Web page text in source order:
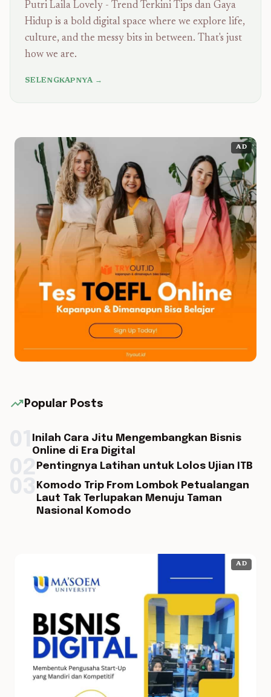
Putri Laila Lovely - Trend Terkini Tips dan Gaya
Hidup is a bold digital space where we explore life,
culture, and the messy bits in between. That's just
how we are.
SELENGKAPNYA →
AD
trending_up Popular Posts
Inilah Cara Jitu Mengembangkan Bisnis
Online di Era Digital
Pentingnya Latihan untuk Lolos Ujian ITB
Komodo Trip From Lombok Petualangan
Laut Tak Terlupakan Menuju Taman
Nasional Komodo
AD